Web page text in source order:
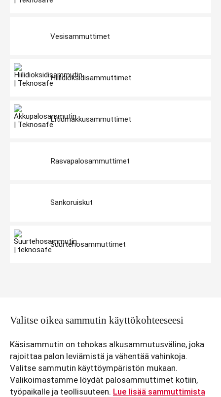
Vesisammuttimet
Hiilidioksidisammuttimet
Litiumakkusammuttimet
Rasvapalosammuttimet
Sankoruiskut
Suurtehosammuttimet
Valitse oikea sammutin käyttökohteeseesi
Käsisammutin on tehokas alkusammutusväline, joka
rajoittaa palon leviämistä ja vähentää vahinkoja.
Valitse sammutin käyttöympäristön mukaan.
Valikoimastamme löydät palosammuttimet kotiin,
työpaikalle ja teollisuuteen. Lue lisää sammuttimista